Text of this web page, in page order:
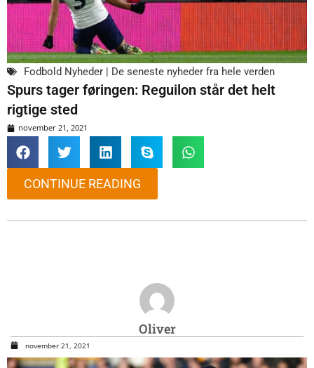
Fodbold Nyheder | De seneste nyheder fra hele verden
Spurs tager føringen: Reguilon står det helt
rigtige sted
november 21, 2021
CONTINUE READING
Oliver
november 21, 2021